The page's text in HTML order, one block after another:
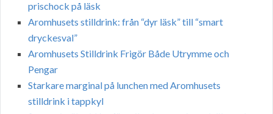
prischock på läsk
Aromhusets stilldrink: från “dyr läsk” till “smart
dryckesval”
Aromhusets Stilldrink Frigör Både Utrymme och
Pengar
Starkare marginal på lunchen med Aromhusets
stilldrink i tappkyl